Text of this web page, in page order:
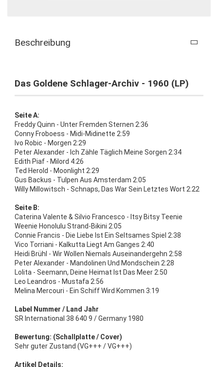
Beschreibung
Das Goldene Schlager-Archiv - 1960 (LP)
Seite A:
Freddy Quinn - Unter Fremden Sternen 2:36
Conny Froboess - Midi-Midinette 2:59
Ivo Robic - Morgen 2:29
Peter Alexander - Ich Zähle Täglich Meine Sorgen 2:34
Edith Piaf - Milord 4:26
Ted Herold - Moonlight 2:29
Gus Backus - Tulpen Aus Amsterdam 2:05
Willy Millowitsch - Schnaps, Das War Sein Letztes Wort 2:22
Seite B:
Caterina Valente & Silvio Francesco - Itsy Bitsy Teenie
Weenie Honolulu Strand-Bikini 2:05
Connie Francis - Die Liebe Ist Ein Seltsames Spiel 2:38
Vico Torriani - Kalkutta Liegt Am Ganges 2:40
Heidi Brühl - Wir Wollen Niemals Auseinandergehn 2:58
Peter Alexander - Mandolinen Und Mondschein 2:28
Lolita - Seemann, Deine Heimat Ist Das Meer 2:50
Leo Leandros - Mustafa 2:56
Melina Mercouri - Ein Schiff Wird Kommen 3:19
Label Nummer / Land Jahr
SR International 38 640 9 / Germany 1980
Bewertung: (Schallplatte / Cover)
Sehr guter Zustand (VG+++ / VG+++)
Artikel Details: